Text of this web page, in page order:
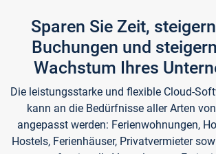
Sparen Sie Zeit,
Buchungen und
Wachstum Ihres
Die leistungsstarke und flexible Cloud-
kann an die Bedürfnisse aller Arten
angepasst werden: Ferienwohnungen,
Hostels, Ferienhäuser, Privatvermieter